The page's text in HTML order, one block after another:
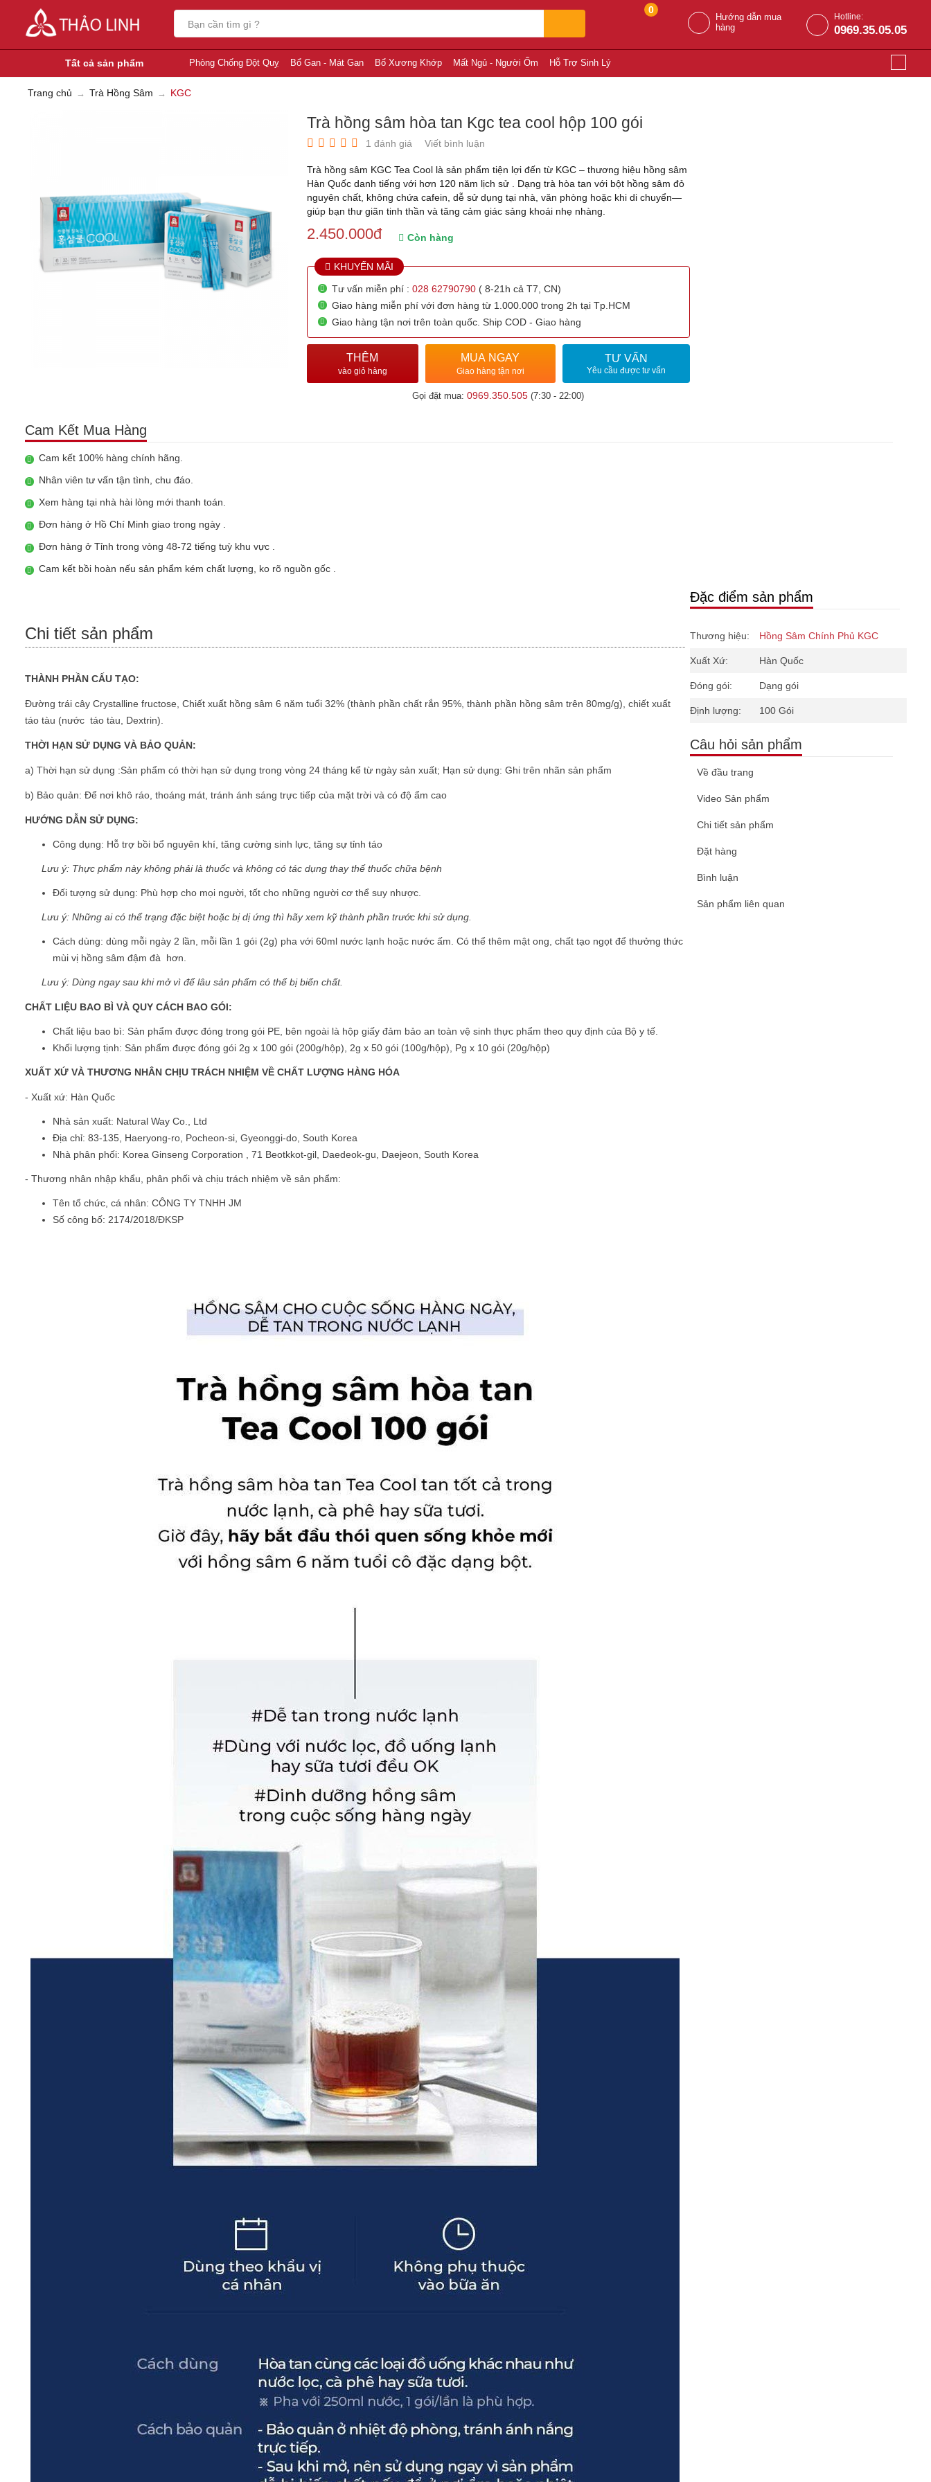
0
Hướng dẫn mua
hàng
Hotline:
0969.35.05.05
Tất cả sản phẩm Phòng Chống Đột Quỵ Bổ Gan - Mát Gan Bổ Xương Khớp Mất Ngủ - Người Ốm Hỗ Trợ Sinh Lý
Trang chủ Trà Hồng Sâm KGC
Trà hồng sâm hòa tan Kgc tea cool hộp 100 gói
1 đánh giá Viết bình luận
Trà hồng sâm KGC Tea Cool là sản phẩm tiện lợi đến từ KGC – thương hiệu hồng sâm
Hàn Quốc danh tiếng với hơn 120 năm lịch sử . Dạng trà hòa tan với bột hồng sâm đỏ
nguyên chất, không chứa cafein, dễ sử dụng tại nhà, văn phòng hoặc khi di chuyển—
giúp bạn thư giãn tinh thần và tăng cảm giác sảng khoái nhẹ nhàng.
2.450.000đ Còn hàng
KHUYẾN MÃI
Tư vấn miễn phí : 028 62790790( 8-21h cả T7, CN)
Giao hàng miễn phí với đơn hàng từ 1.000.000 trong 2h tại Tp.HCM
Giao hàng tận nơi trên toàn quốc. Ship COD - Giao hàng
THÊM
vào giỏ hàng
MUA NGAY
Giao hàng tận nơi
TƯ VẤN
Yêu cầu được tư vấn
Gọi đặt mua: 0969.350.505 (7:30 - 22:00)
Cam Kết Mua Hàng
Cam kết 100% hàng chính hãng.
Nhân viên tư vấn tận tình, chu đáo.
Xem hàng tại nhà hài lòng mới thanh toán.
Đơn hàng ở Hồ Chí Minh giao trong ngày .
Đơn hàng ở Tỉnh trong vòng 48-72 tiếng tuỳ khu vực .
Cam kết bồi hoàn nếu sản phẩm kém chất lượng, ko rõ nguồn gốc .
Chi tiết sản phẩm
THÀNH PHẦN CẤU TẠO:
Đường trái cây Crystalline fructose, Chiết xuất hồng sâm 6 năm tuổi 32% (thành phần chất rắn 95%, thành phần hồng sâm trên 80mg/g), chiết xuất
táo tàu (nước táo tàu, Dextrin).
THỜI HẠN SỬ DỤNG VÀ BẢO QUẢN:
a) Thời hạn sử dụng :Sản phẩm có thời hạn sử dụng trong vòng 24 tháng kể từ ngày sản xuất; Hạn sử dụng: Ghi trên nhãn sản phẩm
b) Bảo quản: Để nơi khô ráo, thoáng mát, tránh ánh sáng trực tiếp của mặt trời và có độ ẩm cao
HƯỚNG DẪN SỬ DỤNG:
Công dụng: Hỗ trợ bồi bổ nguyên khí, tăng cường sinh lực, tăng sự tỉnh táo
Lưu ý: Thực phẩm này không phải là thuốc và không có tác dụng thay thế thuốc chữa bệnh
Đối tượng sử dụng: Phù hợp cho mọi người, tốt cho những người cơ thể suy nhược.
Lưu ý: Những ai có thể trạng đặc biệt hoặc bị dị ứng thì hãy xem kỹ thành phần trước khi sử dụng.
Cách dùng: dùng mỗi ngày 2 lần, mỗi lần 1 gói (2g) pha với 60ml nước lạnh hoặc nước ấm. Có thể thêm mật ong, chất tạo ngọt để thưởng thức
mùi vị hồng sâm đậm đà hơn.
Lưu ý: Dùng ngay sau khi mở vì để lâu sản phẩm có thể bị biến chất.
CHẤT LIỆU BAO BÌ VÀ QUY CÁCH BAO GÓI:
Chất liệu bao bì: Sản phẩm được đóng trong gói PE, bên ngoài là hộp giấy đảm bảo an toàn vệ sinh thực phẩm theo quy định của Bộ y tế.
Khối lượng tịnh: Sản phẩm được đóng gói 2g x 100 gói (200g/hộp), 2g x 50 gói (100g/hộp), Pg x 10 gói (20g/hộp)
XUẤT XỨ VÀ THƯƠNG NHÂN CHỊU TRÁCH NHIỆM VỀ CHẤT LƯỢNG HÀNG HÓA
- Xuất xứ: Hàn Quốc
Nhà sản xuất: Natural Way Co., Ltd
Địa chỉ: 83-135, Haeryong-ro, Pocheon-si, Gyeonggi-do, South Korea
Nhà phân phối: Korea Ginseng Corporation , 71 Beotkkot-gil, Daedeok-gu, Daejeon, South Korea
- Thương nhân nhập khẩu, phân phối và chịu trách nhiệm về sản phẩm:
Tên tổ chức, cá nhân: CÔNG TY TNHH JM
Số công bố: 2174/2018/ĐKSP
Đặc điểm sản phẩm
Thương hiệu: Hồng Sâm Chính Phủ KGC
Xuất Xứ: Hàn Quốc
Đóng gói: Dạng gói
Định lượng: 100 Gói
Câu hỏi sản phẩm
Về đầu trang
Video Sản phẩm
Chi tiết sản phẩm
Đặt hàng
Bình luận
Sản phẩm liên quan